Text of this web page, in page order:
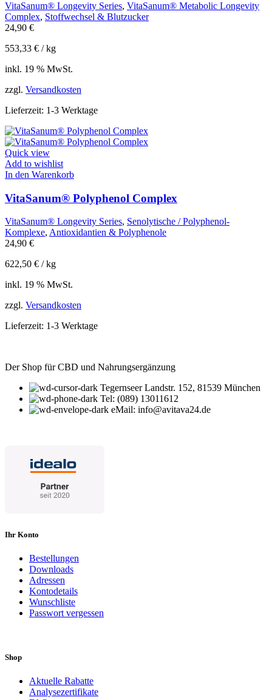
VitaSanum® Longevity Series, VitaSanum® Metabolic Longevity
Complex, Stoffwechsel & Blutzucker
24,90 €
553,33 € /kg
inkl. 19 % MwSt.
zzgl. Versandkosten
Lieferzeit: 1-3 Werktage
Quick view
Add to wishlist
In den Warenkorb
VitaSanum® Polyphenol Complex
VitaSanum® Longevity Series, Senolytische / Polyphenol-
Komplexe, Antioxidantien & Polyphenole
24,90 €
622,50 € /kg
inkl. 19 % MwSt.
zzgl. Versandkosten
Lieferzeit: 1-3 Werktage
Der Shop für CBD und Nahrungsergänzung
Tegernseer Landstr. 152, 81539 München
Tel: (089) 13011612
eMail: info@avitava24.de
Ihr Konto
Bestellungen
Downloads
Adressen
Kontodetails
Wunschliste
Passwort vergessen
Shop
Aktuelle Rabatte
Analysezertifikate